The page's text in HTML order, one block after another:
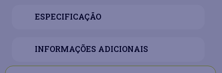
ESPECIFICAÇÃO
INFORMAÇÕES ADICIONAIS